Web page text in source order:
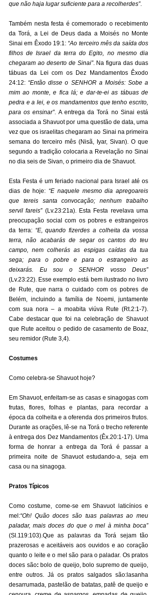
que não haja lugar suficiente para a recolherdes”.
Também nesta festa é comemorado o recebimento
da Torá, a Lei de Deus dada a Moisés no Monte
Sinai em Êxodo 19:1: “Ao terceiro mês da saída dos
filhos de Israel da terra do Egito, no mesmo dia
chegaram ao deserto de Sinai”. Na figura das duas
tábuas da Lei com os Dez Mandamentos Êxodo
24:12: “Então disse o SENHOR a Moisés: Sobe a
mim ao monte, e fica lá; e dar-te-ei as tábuas de
pedra e a lei, e os mandamentos que tenho escrito,
para os ensinar”. A entrega da Torá no Sinai está
associada a Shavuot por uma questão de data, uma
vez que os israelitas chegaram ao Sinai na primeira
semana do terceiro mês (Nisã, Iyar, Sivan). O que
segundo a tradição colocaria a Revelação no Sinai
no dia seis de Sivan, o primeiro dia de Shavuot.
Esta Festa é um feriado nacional para Israel até os
dias de hoje: “E naquele mesmo dia apregoareis
que tereis santa convocação; nenhum trabalho
servil fareis” (Lv.23:21a). Esta Festa revelava uma
preocupação social com os pobres e estrangeiros
da terra: “E, quando fizerdes a colheita da vossa
terra, não acabarás de segar os cantos do teu
campo, nem colherás as espigas caídas da tua
sega; para o pobre e para o estrangeiro as
deixarás. Eu sou o SENHOR vosso Deus”
(Lv.23:22). Esse exemplo está bem ilustrado no livro
de Rute, que narra o cuidado com os pobres de
Belém, incluindo a família de Noemi, juntamente
com sua nora – a moabita viúva Rute (Rt.2:1-7).
Cabe destacar que foi na celebração de Shavuot
que Rute aceitou o pedido de casamento de Boaz,
seu remidor (Rute 3,4).
Costumes
Como celebra-se Shavuot hoje?
Em Shavuot, enfeitam-se as casas e sinagogas com
frutas, flores, folhas e plantas, para recordar a
época da colheita e a oferenda dos primeiros frutos.
Durante as orações, lê-se na Torá o trecho referente
à entrega dos Dez Mandamentos (Êx.20:1-17). Uma
forma de honrar a entrega da Torá é passar a
primeira noite de Shavuot estudando-a, seja em
casa ou na sinagoga.
Pratos Típicos
Como costume, come-se em Shavuot laticínios e
mel:“Oh! Quão doces são tuas palavras ao meu
paladar, mais doces do que o mel à minha boca”
(Sl.119:103).Que as palavras da Torá sejam tão
prazerosas e aceitáveis aos ouvidos e ao coração
quanto o leite e o mel são para o paladar. Os pratos
doces são: bolo de queijo, bolo supremo de queijo,
entre outros. Já os pratos salgados são:lasanha
desarrumada, pastelão de batatas, patê de queijo e